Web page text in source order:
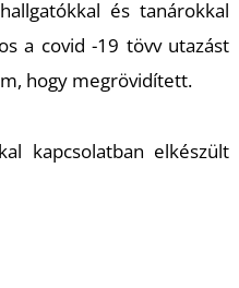
és tanárokkal
a covid -19 tövv utazást
hogy megrövidített.
kapcsolatban elkészült